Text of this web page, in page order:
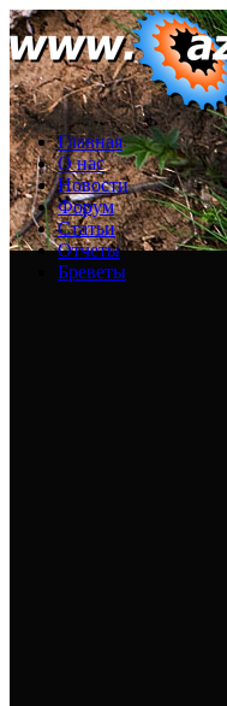
Главная
О нас
Новости
Форум
Статьи
Отчеты
Бреветы